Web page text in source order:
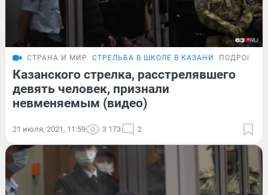
СТРАНА И МИР СТРЕЛЬБА В ШКОЛЕ В КАЗАНИ
Казанского стрелка, расстрелявшего
девять человек, признали
невменяемым (видео)
21 июля, 2021, 11:59 3 173 2